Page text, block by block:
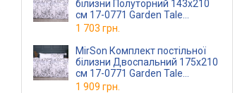
білизни Полуторний 143х210
см 17-0771 Garden Tale
Ranforce Elite
1 703 грн.
MirSon Комплект постільної
білизни Двоспальний 175х210
см 17-0771 Garden Tale
Ranforce Elite
1 909 грн.